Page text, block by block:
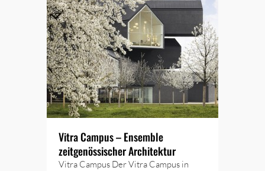
Vitra Campus – Ensemble
zeitgenössischer Architektur
Vitra Campus Der Vitra Campus in